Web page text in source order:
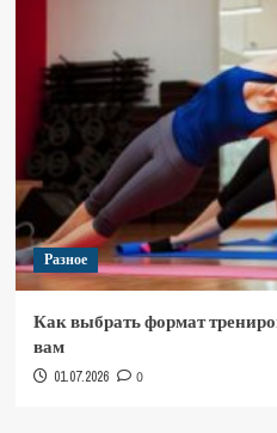
Разное
Как выбрать формат
вам
01.07.2026 0